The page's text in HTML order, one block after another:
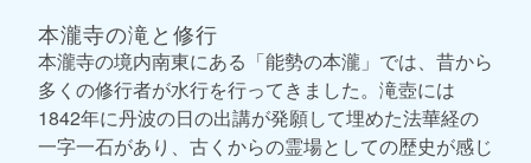
本瀧寺の滝と修行
本瀧寺の境内南東にある「能勢の本瀧」では、昔から
多くの修行者が水行を行ってきました。滝壺には
1842年に丹波の日の出講が発願して埋めた法華経の
一字一石があり、古くからの霊場としての歴史が感じ